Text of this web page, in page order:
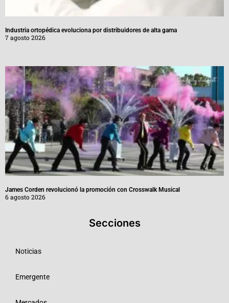
Industria ortopédica evoluciona por distribuidores de alta gama
7 agosto 2026
James Corden revolucionó la promoción con Crosswalk Musical
6 agosto 2026
Secciones
Noticias
Emergente